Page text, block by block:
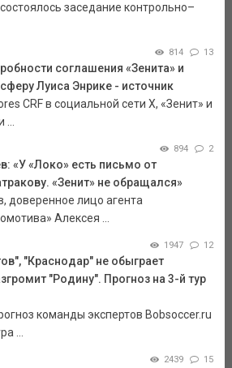
состоялось заседание контрольно–
814 13
соглашения «Зенита» и
Луиса Энрике - источник
CRF в социальной сети Х, «Зенит» и
...
894 2
«У «Локо» есть письмо от
«Зенит» не обращался»
доверенное лицо агента
Алексея ...
1947 12
"Краснодар" не обыграет
"Родину". Прогноз на 3-й тур
команды экспертов Bobsoccer.ru
...
2439 15